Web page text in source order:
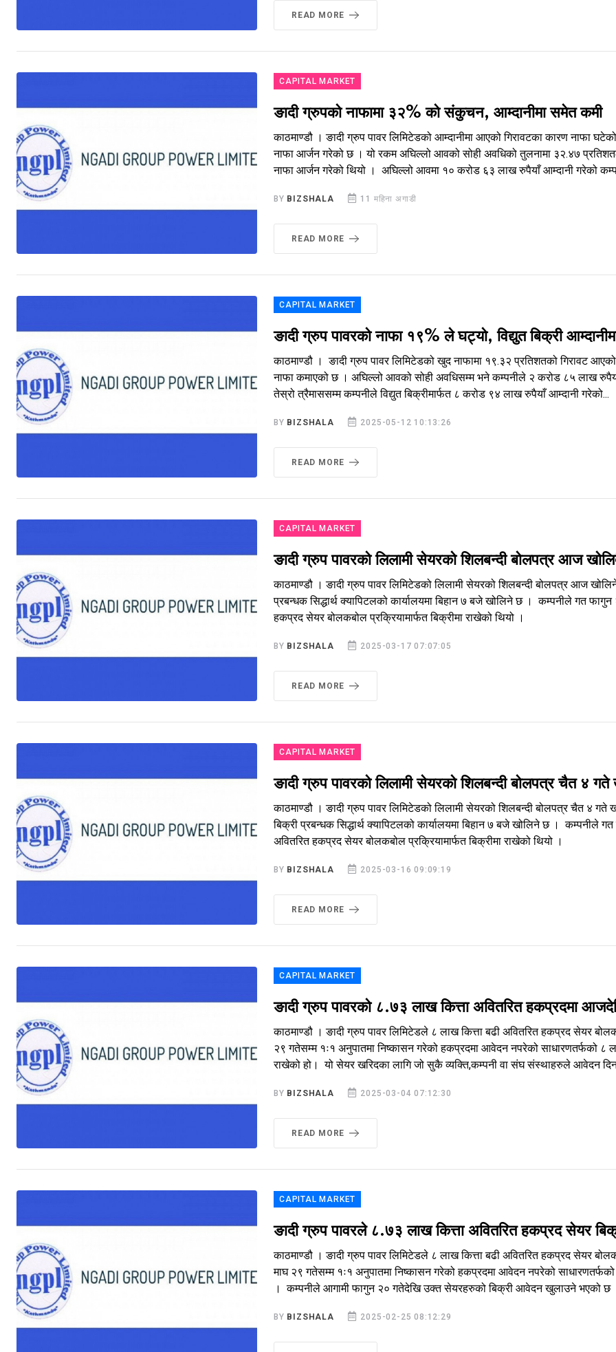
READ MORE
CAPITAL MARKET
ङादी ग्रुपको नाफामा ३२% को संकुचन, आम्दानीमा समेत कमी
काठमाण्डौ । ङादी ग्रुप पावर लिमिटेडको आम्दानीमा आएको गिरावटका कारण
नाफा आर्जन गरेको छ । यो रकम अघिल्लो आवको सोही अवधिको तुलनामा ३२.४७
नाफा आर्जन गरेको थियो । अघिल्लो आवमा १० करोड ६३ लाख रुपैयाँ आम्दानी गरेको
BY BIZSHALA 11 महिना अगाडी
READ MORE
CAPITAL MARKET
ङादी ग्रुप पावरको नाफा १९% ले घट्यो, विद्युत बिक्री
काठमाण्डौ । ङादी ग्रुप पावर लिमिटेडको खुद नाफामा १९.३२ प्रतिशतको गिरावट
नाफा कमाएको छ । अघिल्लो आवको सोही अवधिसम्म भने कम्पनीले २ करोड ८५ लाख
तेस्रो त्रैमाससम्म कम्पनीले विद्युत बिक्रीमार्फत ८ करोड ९४ लाख रुपैयाँ आम्दानी गरेको...
BY BIZSHALA 2025-05-12 10:13:26
READ MORE
CAPITAL MARKET
ङादी ग्रुप पावरको लिलामी सेयरको शिलबन्दी बोलपत्र आज
काठमाण्डौ । ङादी ग्रुप पावर लिमिटेडको लिलामी सेयरको शिलबन्दी बोलपत्र आज
प्रबन्धक सिद्धार्थ क्यापिटलको कार्यालयमा बिहान ७ बजे खोलिने छ । कम्पनीले गत
हकप्रद सेयर बोलकबोल प्रक्रियामार्फत बिक्रीमा राखेको थियो ।
BY BIZSHALA 2025-03-17 07:07:05
READ MORE
CAPITAL MARKET
ङादी ग्रुप पावरको लिलामी सेयरको शिलबन्दी बोलपत्र चैत ४ गते
काठमाण्डौ । ङादी ग्रुप पावर लिमिटेडको लिलामी सेयरको शिलबन्दी बोलपत्र चैत ४
बिक्री प्रबन्धक सिद्धार्थ क्यापिटलको कार्यालयमा बिहान ७ बजे खोलिने छ ।
अवितरित हकप्रद सेयर बोलकबोल प्रक्रियामार्फत बिक्रीमा राखेको थियो ।
BY BIZSHALA 2025-03-16 09:09:19
READ MORE
CAPITAL MARKET
ङादी ग्रुप पावरको ८.७३ लाख कित्ता अवितरित हकप्रदमा
काठमाण्डौ । ङादी ग्रुप पावर लिमिटेडले ८ लाख कित्ता बढी अवितरित हकप्रद सेयर
२९ गतेसम्म १ः१ अनुपातमा निष्कासन गरेको हकप्रदमा आवेदन नपरेको साधारणतर्फको ८
राखेको हो। यो सेयर खरिदका लागि जो सुकै व्यक्ति,कम्पनी वा संघ संस्थाहरुले आवेदन
BY BIZSHALA 2025-03-04 07:12:30
READ MORE
CAPITAL MARKET
ङादी ग्रुप पावरले ८.७३ लाख कित्ता अवितरित हकप्रद सेयर
काठमाण्डौ । ङादी ग्रुप पावर लिमिटेडले ८ लाख कित्ता बढी अवितरित हकप्रद सेयर
माघ २९ गतेसम्म १ः१ अनुपातमा निष्कासन गरेको हकप्रदमा आवेदन नपरेको
। कम्पनीले आगामी फागुन २० गतेदेखि उक्त सेयरहरुको बिक्री आवेदन खुलाउने भएको छ
BY BIZSHALA 2025-02-25 08:12:29